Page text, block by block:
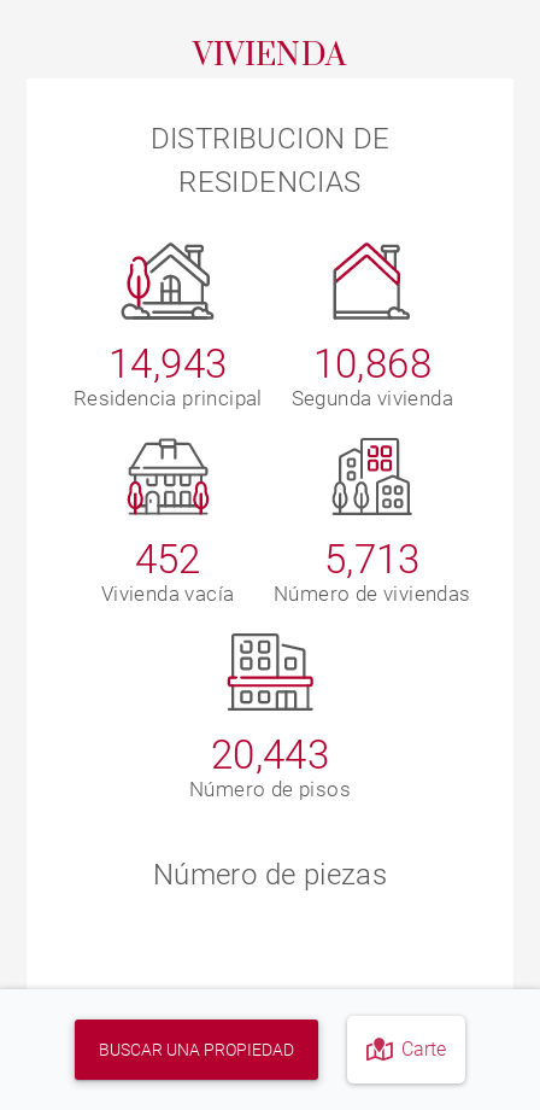
BUSCAR UNA PROPIEDAD Carte
VIVIENDA
DISTRIBUCION DE
RESIDENCIAS
14,943
Residencia principal
10,868
Segunda vivienda
452
Vivienda vacía
5,713
Número de viviendas
20,443
Número de pisos
Número de piezas